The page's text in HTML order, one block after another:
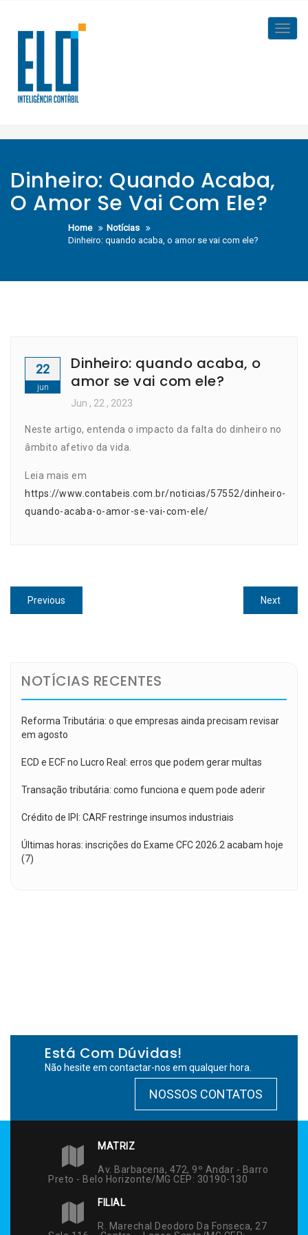
content
Dinheiro: Quando Acaba,
O Amor Se Vai Com Ele?
Home
Notícias
Dinheiro: quando acaba, o amor se vai com ele?
22
jun
Dinheiro: quando acaba, o
amor se vai com ele?
Jun , 22 , 2023
Neste artigo, entenda o impacto da falta do dinheiro no
âmbito afetivo da vida.
Leia mais em
https://www.contabeis.com.br/noticias/57552/dinheiro-
quando-acaba-o-amor-se-vai-com-ele/
Navegação
de
Previous
post:
NextNext
post:
NOTÍCIAS RECENTES
Reforma Tributária: o que empresas ainda precisam revisar
em agosto
ECD e ECF no Lucro Real: erros que podem gerar multas
Transação tributária: como funciona e quem pode aderir
Crédito de IPI: CARF restringe insumos industriais
Últimas horas: inscrições do Exame CFC 2026.2 acabam hoje
(7)
Está Com Dúvidas!
Não hesite em contactar-nos em qualquer hora.
NOSSOS CONTATOS
MATRIZ
Av. Barbacena, 472, 9º Andar - Barro
Preto - Belo Horizonte/MG CEP: 30190-130
FILIAL
R. Marechal Deodoro Da Fonseca, 27